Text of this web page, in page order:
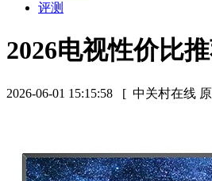
评测
2026电视性价比
2026-06-01 15:15:58 [ 中关村在线